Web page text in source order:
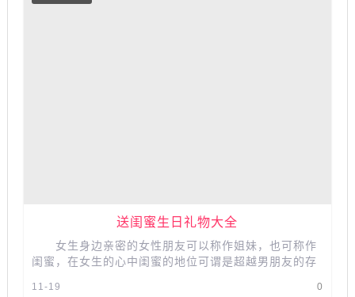
送闺蜜生日礼物大全
女生身边亲密的女性朋友可以称作姐妹，也可称作
闺蜜，在女生的心中闺蜜的地位可谓是超越男朋友的存
0
11-19